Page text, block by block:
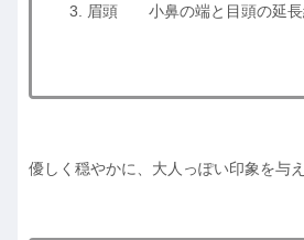
眉頭 小鼻の端と目頭の延長
優しく穏やかに、大人っぽい印象を与